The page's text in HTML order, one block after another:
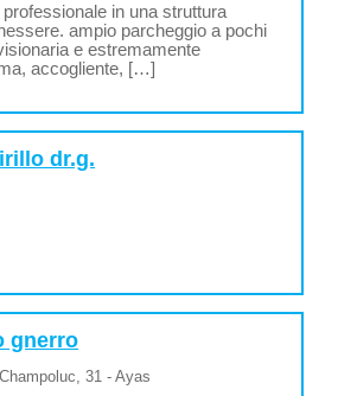
in una struttura
ampio parcheggio a pochi
e estremamente
accogliente, […]
dr.g.
gnerro
31 - Ayas